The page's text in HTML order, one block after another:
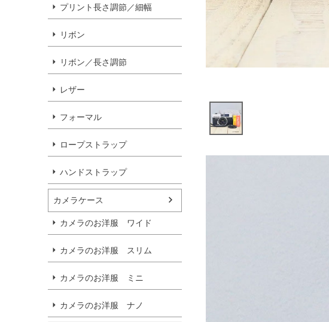
プリント長さ調節／細幅
リボン
リボン／長さ調節
レザー
フォーマル
ロープストラップ
ハンドストラップ
カメラケース
カメラのお洋服 ワイド
カメラのお洋服 スリム
カメラのお洋服 ミニ
カメラのお洋服 ナノ